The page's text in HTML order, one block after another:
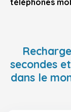
téléphones
secondes
dans le